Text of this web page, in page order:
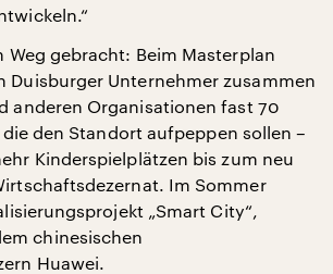
Weg gebracht: Beim Masterplan
Duisburger Unternehmer zusammen
anderen Organisationen fast 70
den Standort aufpeppen sollen –
Kinderspielplätzen bis zum neu
Im Sommer
„Smart City“,
chinesischen
Huawei.